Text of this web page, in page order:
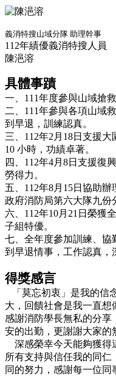
義消特搜山域分隊 助理幹事
112年績優義消特搜人員
陳浥溶
具體事蹟
一、111年度參與山域搶
二、111年參與各項山域
到早退，訓練認真。
三、112年2月18日支援
10 小時，功績卓著。
四、112年4月8日支援復
勞得力。
五、112年8月15日協助
政府消防局第六大隊九份
六、112年10月21日榮獲
子組特優。
七、全年度參加訓練、協
到早退情事，工作認真，
得獎感言
「莫忘初衷」是我的信
大，回饋社會是我一直想
感謝消防學長無私的分享
安的出勤，更謝謝大家的
深感榮幸今天能夠獲得
所有支持與信任我的同
同的努力，感謝每一位同